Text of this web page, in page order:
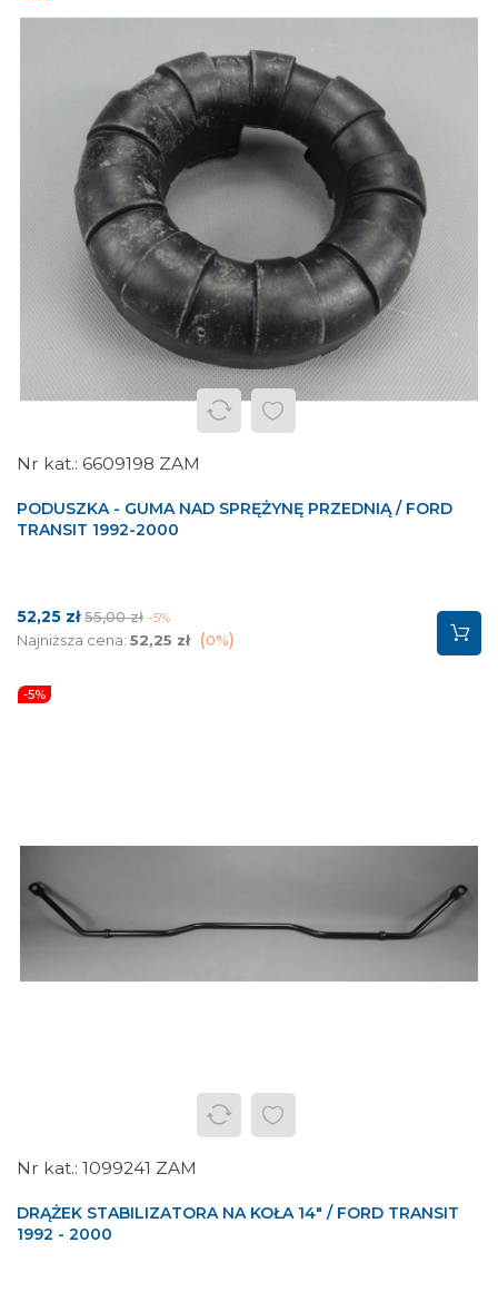
6609198 ZAM
PODUSZKA - GUMA NAD SPRĘŻYNĘ PRZEDNIĄ / FORD
TRANSIT 1992-2000
Cena
52,25 zł Cena
podstawowa
55,00 zł -5%
Najniższa cena: 52,25 zł 0%
-5%
1099241 ZAM
DRĄŻEK STABILIZATORA NA KOŁA 14" / FORD TRANSIT
1992 - 2000